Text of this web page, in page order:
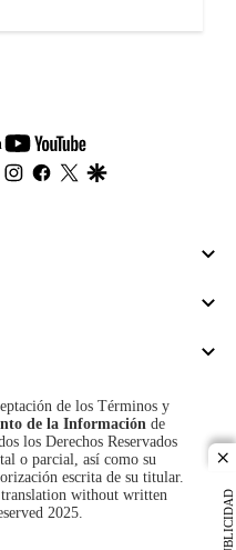
PUBLICIDAD
youtube-
footer
instagram
facebook
twitter
de los Términos y
de la Información de
los Derechos Reservados
o parcial, así como su
escrita de su titular.
without written
2025.